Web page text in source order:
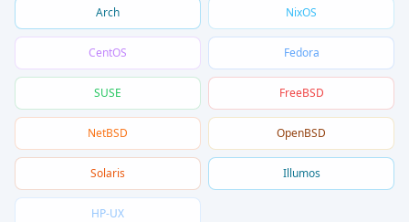
Arch NixOS
CentOS Fedora
SUSE FreeBSD
NetBSD OpenBSD
Solaris Illumos
HP-UX